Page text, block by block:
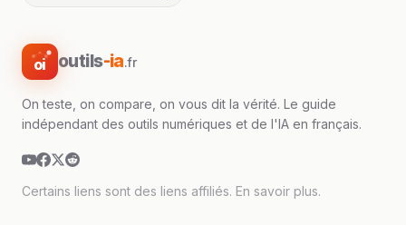
oi outils-ia.fr
On teste, on compare, on vous dit la vérité. Le guide
indépendant des outils numériques et de l'IA en français.
Certains liens sont des liens affiliés. En savoir plus.